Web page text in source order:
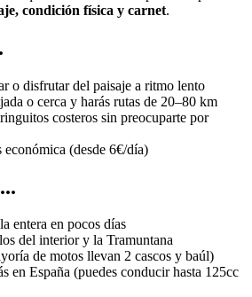
condición física y carnet.
o disfrutar del paisaje a ritmo lento
o cerca y harás rutas de 20–80 km
costeros sin preocuparte por
económica (desde 6€/día)
entera en pocos días
del interior y la Tramuntana
de motos llevan 2 cascos y baúl)
en España (puedes conducir hasta 125cc